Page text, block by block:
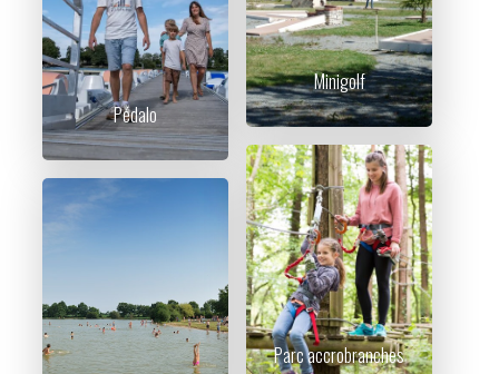
Pédalo
Minigolf
Parc accrobranches